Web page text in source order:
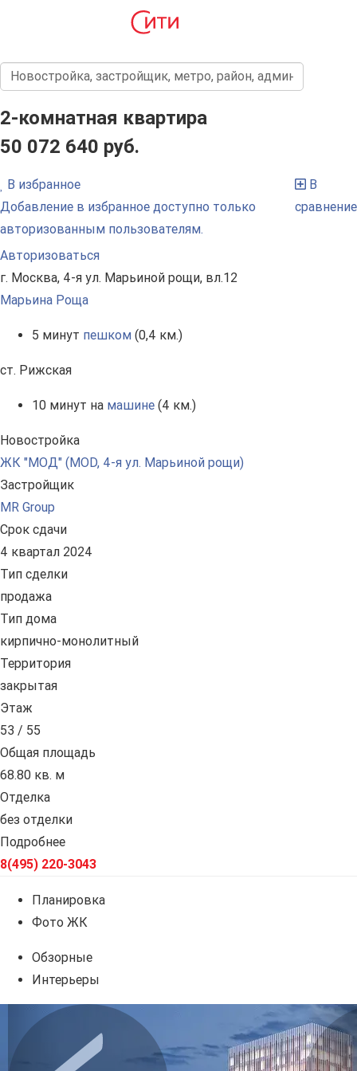
2-комнатная квартира
50 072 640 руб.
В избранное
Добавление в избранное доступно только
авторизованным пользователям.
Авторизоваться
В
сравнение
г. Москва, 4-я ул. Марьиной рощи, вл.12
Марьина Роща
5 минут пешком (0,4 км.)
ст. Рижская
10 минут на машине (4 км.)
Новостройка
ЖК "МОД" (MOD, 4-я ул. Марьиной рощи)
Застройщик
MR Group
Срок сдачи
4 квартал 2024
Тип сделки
продажа
Тип дома
кирпично-монолитный
Территория
закрытая
Этаж
53 / 55
Общая площадь
68.80 кв. м
Отделка
без отделки
Подробнее
8(495) 220-3043
Планировка
Фото ЖК
Обзорные
Интерьеры